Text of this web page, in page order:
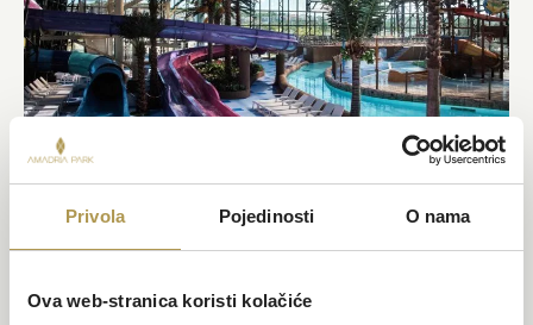
Privola Pojedinosti O nama
Ova web-stranica koristi kolačiće
Prvi zatvoreni i grijani aquapark u Hrvatskoj
vremenske uvjete i period godine. S više od 9.000 m² grijane